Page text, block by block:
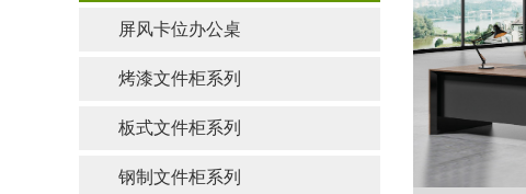
屏风卡位办公桌
烤漆文件柜系列
板式文件柜系列
钢制文件柜系列